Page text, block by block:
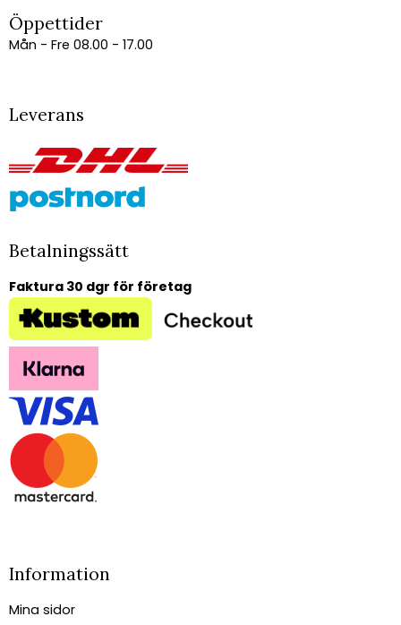
Öppettider
Mån - Fre 08.00 - 17.00
Leverans
Betalningssätt
Faktura 30 dgr för företag
Information
Mina sidor